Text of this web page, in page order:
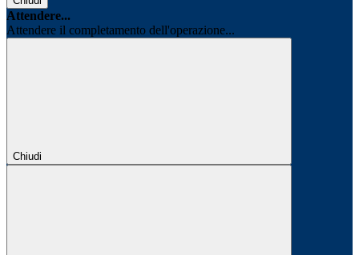
Attendere...
Attendere il completamento dell'operazione...
Chiudi